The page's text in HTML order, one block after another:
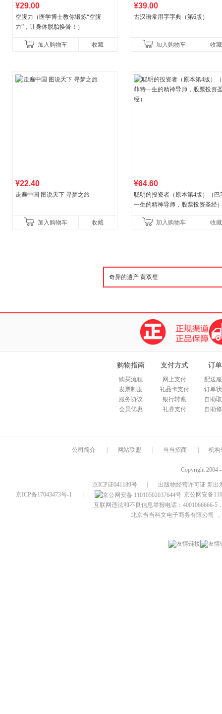
¥29.00
空腹力（医学博士教你锻炼“空腹
力”，让身体脱胎换骨！）
加入购物车 收藏
¥39.00
古汉语常用字字典（第6版）
加入购物车 收藏
¥22.40
走遍中国 图说天下 寻梦之旅
加入购物车 收藏
¥64.60
聪明的投资者（原本第4版）（巴
一生的精神导师，股票投资圣经
加入购物车 收藏
购物指南
购买流程
发票制度
服务协议
会员优惠
支付方式
网上支付
礼品卡支付
银行转账
礼券支付
订
配送
订单
自助
自助
公司简介 网站联盟 当当招商 机构
Copyright 2004
京ICP证041189号
出版物经营许可证 新出
京ICP备17043473号-1
京公网安备
互联网违法和不良信息举报电话：4001066666-5
北京当当科文电子商务有限公司